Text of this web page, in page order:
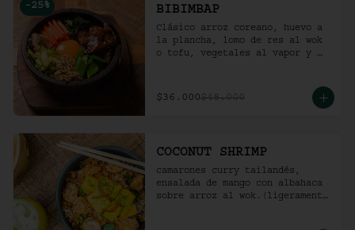
-25 % BIBIMBAP
Clásico arroz coreano, huevo a
la plancha, lomo de res al wok
o tofu, vegetales al vapor y
$36.000$48.000
COCONUT SHRIMP
camarones curry tailandés,
ensalada de mango con albahaca
sobre arroz al wok.(ligeramente